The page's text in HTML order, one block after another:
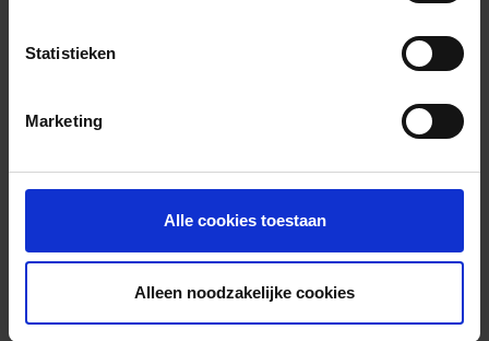
Statistieken
Marketing
Alle cookies toestaan
Alleen noodzakelijke cookies